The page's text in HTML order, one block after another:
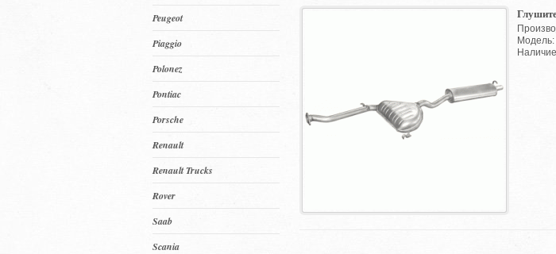
Peugeot
Piaggio
Polonez
Pontiac
Porsche
Renault
Renault Trucks
Rover
Saab
Scania